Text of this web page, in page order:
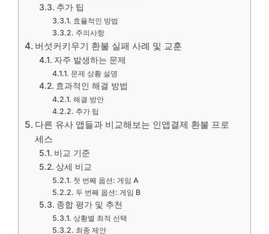
추가 팁
효율적인 방법
주의사항
버섯커키우기 환불 실패 사례 및 교훈
자주 발생하는 문제
문제 상황 설명
효과적인 해결 방법
해결 방안
추가 팁
다른 유사 앱들과 비교해보는 인앱결제 환불 프로
세스
비교 기준
상세 비교
첫 번째 옵션: 게임 A
두 번째 옵션: 게임 B
종합 평가 및 추천
상황별 최적 선택
최종 제안